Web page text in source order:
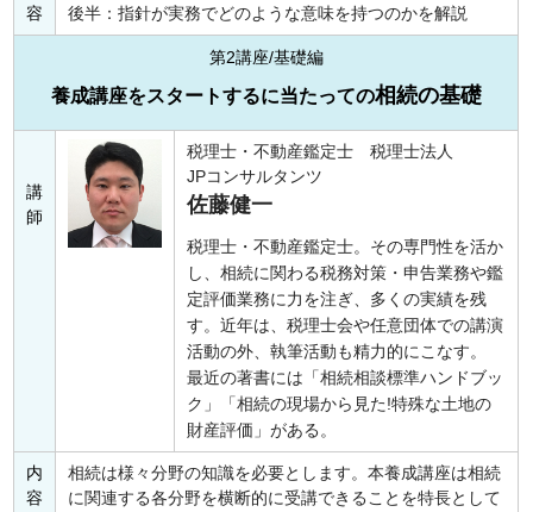
容
後半：指針が実務でどのような意味を持つのかを解説
第2講座/基礎編
養成講座をスタートするに当たっての相続の基礎
講
師
税理士・不動産鑑定士 税理士法人
JPコンサルタンツ
佐藤健一
税理士・不動産鑑定士。その専門性を活か
し、相続に関わる税務対策・申告業務や鑑
定評価業務に力を注ぎ、多くの実績を残
す。近年は、税理士会や任意団体での講演
活動の外、執筆活動も精力的にこなす。
最近の著書には「相続相談標準ハンドブッ
ク」「相続の現場から見た!特殊な土地の
財産評価」がある。
内
容
相続は様々分野の知識を必要とします。本養成講座は相続
に関連する各分野を横断的に受講できることを特長として